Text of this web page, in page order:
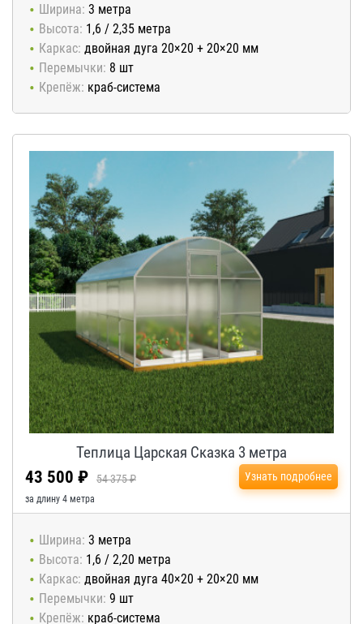
Ширина: 3 метра
Высота: 1,6 / 2,35 метра
Каркас: двойная дуга 20×20 + 20×20 мм
Перемычки: 8 шт
Крепёж: краб-система
Теплица Царская Сказка 3 метра
43 500 ₽ 54 375 ₽
за длину 4 метра
Узнать подробнее
Ширина: 3 метра
Высота: 1,6 / 2,20 метра
Каркас: двойная дуга 40×20 + 20×20 мм
Перемычки: 9 шт
Крепёж: краб-система